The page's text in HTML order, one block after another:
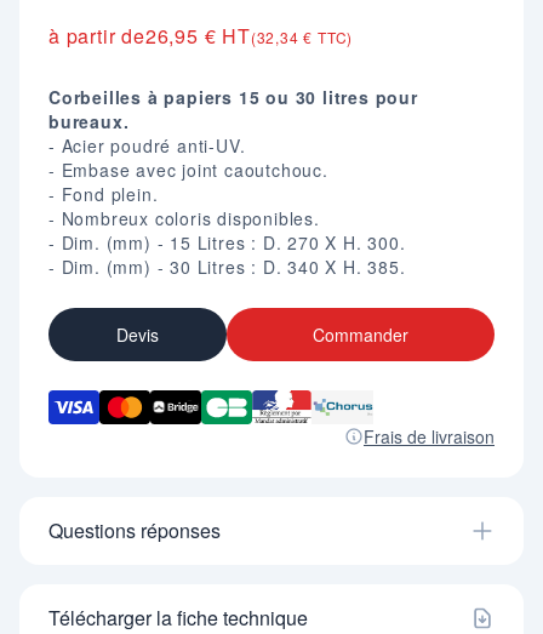
à partir de26,95 € HT(32,34 € TTC)
Corbeilles à papiers 15 ou 30 litres pour
bureaux.
- Acier poudré anti-UV.
- Embase avec joint caoutchouc.
- Fond plein.
- Nombreux coloris disponibles.
- Dim. (mm) - 15 Litres : D. 270 X H. 300.
- Dim. (mm) - 30 Litres : D. 340 X H. 385.
Devis Commander
Frais de livraison
Questions réponses
Télécharger la fiche technique